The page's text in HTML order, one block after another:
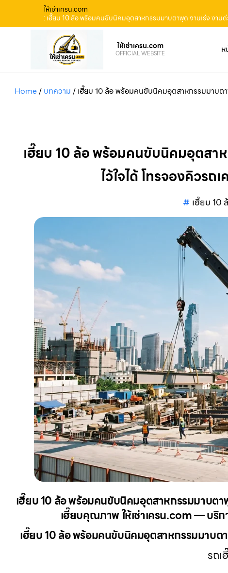
ให้เช่าเครน.com
: เฮี๊ยบ 10 ล้อ พร้อมคนขับนิคมอุตสาหกรรมมาบตาพุด งานเร่ง งาน
ให้เช่าเครน.com
OFFICIAL WEBSITE ห
Home/ บทความ / เฮี๊ยบ 10 ล้อ พร้อมคนขับนิคมอุตสาหกรรมมาบตา
เฮี๊ยบ 10 ล้อ พร้อมคนขับนิคมอุตสา
ไว้ใจได้ โทรจองคิวร
เฮี๊ยบ 10
เฮี๊ยบ 10 ล้อ พร้อมคนขับนิคมอุตสาหกรรมมาบตา
เฮี๊ยบคุณภาพ ให้เช่าเครน.com — บริก
เฮี๊ยบ 10 ล้อ พร้อมคนขับนิคมอุตสาหกรรมมาบต
รถ